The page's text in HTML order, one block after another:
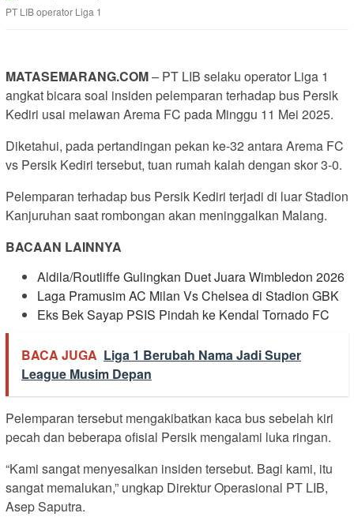
PT LIB operator Liga 1
MATASEMARANG.COM– PT LIB selaku operator Liga 1
angkat bicara soal insiden pelemparan terhadap bus Persik
Kediri usai melawan Arema FC pada Minggu 11 Mei 2025.
Diketahui, pada pertandingan pekan ke-32 antara Arema FC
vs Persik Kediri tersebut, tuan rumah kalah dengan skor 3-0.
Pelemparan terhadap bus Persik Kediri terjadi di luar Stadion
Kanjuruhan saat rombongan akan meninggalkan Malang.
BACAAN LAINNYA
Aldila/Routliffe Gulingkan Duet Juara Wimbledon 2026
Laga Pramusim AC Milan Vs Chelsea di Stadion GBK
Eks Bek Sayap PSIS Pindah ke Kendal Tornado FC
BACA JUGA Liga 1 Berubah Nama Jadi Super
League Musim Depan
Pelemparan tersebut mengakibatkan kaca bus sebelah kiri
pecah dan beberapa ofisial Persik mengalami luka ringan.
“Kami sangat menyesalkan insiden tersebut. Bagi kami, itu
sangat memalukan,” ungkap Direktur Operasional PT LIB,
Asep Saputra.